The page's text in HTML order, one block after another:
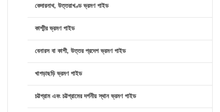
কেদারনাথ, উত্তরাখণ্ড ভ্রমণ গাইড
কাশ্মীর ভ্রমণ গাইড
বেনারস বা কাশী, উত্তর প্রদেশ ভ্রমণ গাইড
খাগড়াছড়ি ভ্রমণ গাইড
চট্টগ্রাম এবং চট্টগ্রামের দর্শনীয় স্থান ভ্রমণ গাইড